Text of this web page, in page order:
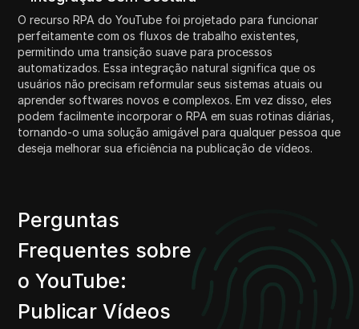
O recurso RPA do YouTube foi projetado para funcionar
perfeitamente com os fluxos de trabalho existentes,
permitindo uma transição suave para processos
automatizados. Essa integração natural significa que os
usuários não precisam reformular seus sistemas atuais ou
aprender softwares novos e complexos. Em vez disso, eles
podem facilmente incorporar o RPA em suas rotinas diárias,
tornando-o uma solução amigável para qualquer pessoa que
deseja melhorar sua eficiência na publicação de vídeos.
Perguntas
Frequentes sobre
o YouTube:
Publicar Vídeos